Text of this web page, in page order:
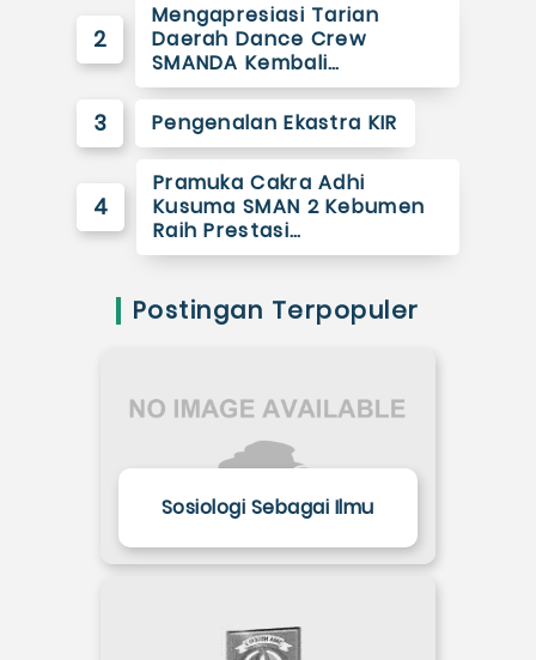
2
Mengapresiasi Tarian
Daerah Dance Crew
SMANDA Kembali…
3 Pengenalan Ekastra KIR
4
Pramuka Cakra Adhi
Kusuma SMAN 2 Kebumen
Raih Prestasi…
Postingan Terpopuler
Sosiologi Sebagai Ilmu